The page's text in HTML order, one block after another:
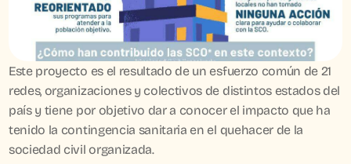
Este proyecto es el resultado de un esfuerzo común de 21
redes, organizaciones y colectivos de distintos estados del
país y tiene por objetivo dar a conocer el impacto que ha
tenido la contingencia sanitaria en el quehacer de la
sociedad civil organizada.